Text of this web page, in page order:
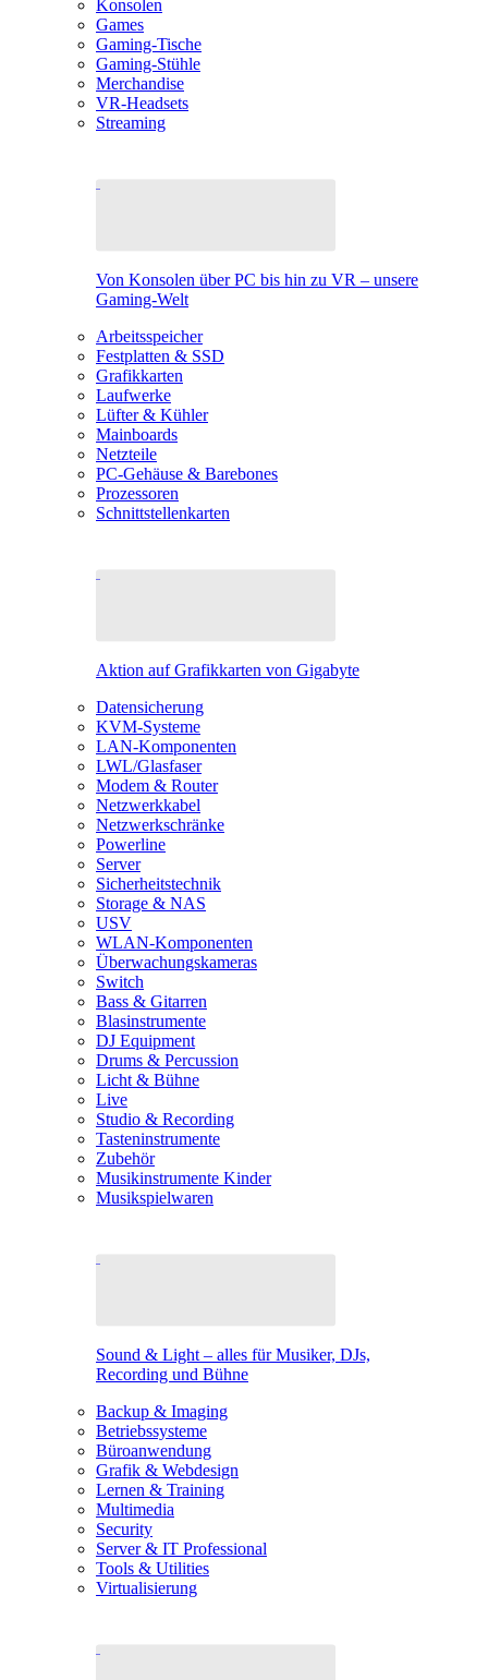
Konsolen
Games
Gaming-Tische
Gaming-Stühle
Merchandise
VR-Headsets
Streaming
Von Konsolen über PC bis hin zu VR – unsere
Gaming-Welt
Arbeitsspeicher
Festplatten & SSD
Grafikkarten
Laufwerke
Lüfter & Kühler
Mainboards
Netzteile
PC-Gehäuse & Barebones
Prozessoren
Schnittstellenkarten
Aktion auf Grafikkarten von Gigabyte
Datensicherung
KVM-Systeme
LAN-Komponenten
LWL/Glasfaser
Modem & Router
Netzwerkkabel
Netzwerkschränke
Powerline
Server
Sicherheitstechnik
Storage & NAS
USV
WLAN-Komponenten
Überwachungskameras
Switch
Bass & Gitarren
Blasinstrumente
DJ Equipment
Drums & Percussion
Licht & Bühne
Live
Studio & Recording
Tasteninstrumente
Zubehör
Musikinstrumente Kinder
Musikspielwaren
Sound & Light – alles für Musiker, DJs,
Recording und Bühne
Backup & Imaging
Betriebssysteme
Büroanwendung
Grafik & Webdesign
Lernen & Training
Multimedia
Security
Server & IT Professional
Tools & Utilities
Virtualisierung